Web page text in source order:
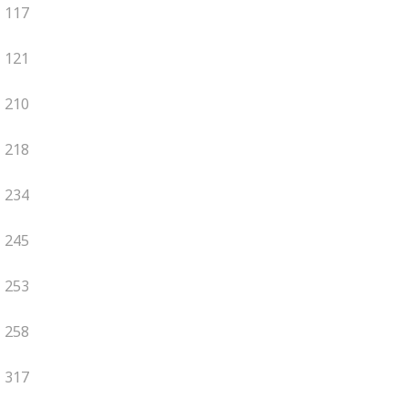
117
121
210
218
234
245
253
258
317